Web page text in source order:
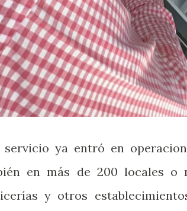
servicio ya entró en
en más de 200 locales o
y otros